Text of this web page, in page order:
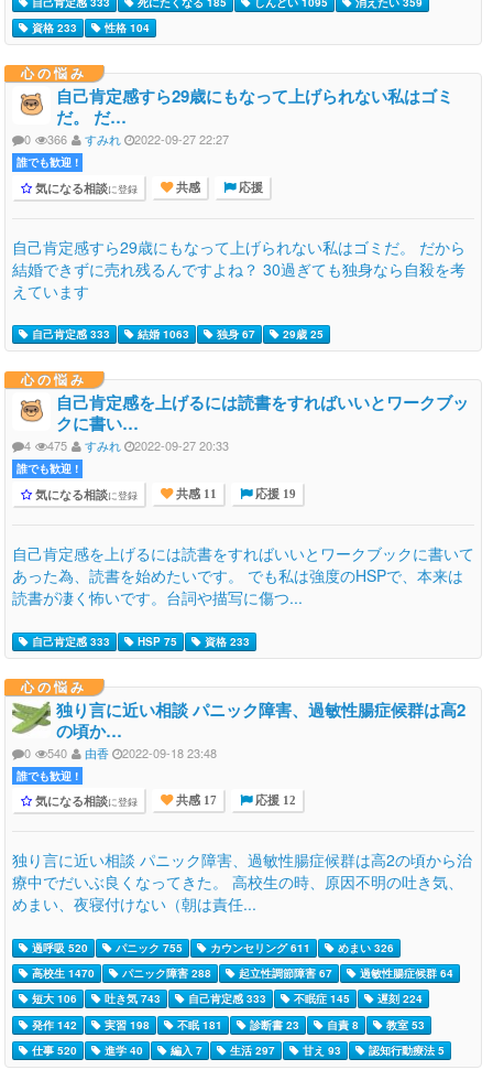
資格 233
性格 104
心の悩み
自己肯定感すら29歳にもなって上げられない私はゴミ
だ。 だ…
0 366 すみれ 2022-09-27 22:27
誰でも歓迎 !
気になる相談に登録 共感 応援
自己肯定感すら29歳にもなって上げられない私はゴミだ。 だから
結婚できずに売れ残るんですよね？ 30過ぎても独身なら自殺を考
えています
自己肯定感 333 結婚 1063 独身 67 29歳 25
心の悩み
自己肯定感を上げるには読書をすればいいとワークブッ
クに書い…
4 475 すみれ 2022-09-27 20:33
誰でも歓迎 !
気になる相談に登録 共感 11 応援 19
自己肯定感を上げるには読書をすればいいとワークブックに書いて
あった為、読書を始めたいです。 でも私は強度のHSPで、本来は
読書が凄く怖いです。台詞や描写に傷つ...
自己肯定感 333 HSP 75 資格 233
心の悩み
独り言に近い相談 パニック障害、過敏性腸症候群は高2
の頃か…
0 540 由香 2022-09-18 23:48
誰でも歓迎 !
気になる相談に登録 共感 17 応援 12
独り言に近い相談 パニック障害、過敏性腸症候群は高2の頃から治
療中でだいぶ良くなってきた。 高校生の時、原因不明の吐き気、
めまい、夜寝付けない（朝は責任...
過呼吸 520 パニック 755 カウンセリング 611
めまい 326
高校生 1470
パニック障害 288 起立性調節障害 67
過敏性腸症候群 64
短大 106
吐き気 743 自己肯定感 333 不眠症 145
遅刻 224
発作 142
実習 198 不眠 181 診断書 23 自責 8
教室 53
仕事 520
進学 40 編入 7 生活 297 甘え 93 認知行動療法 5